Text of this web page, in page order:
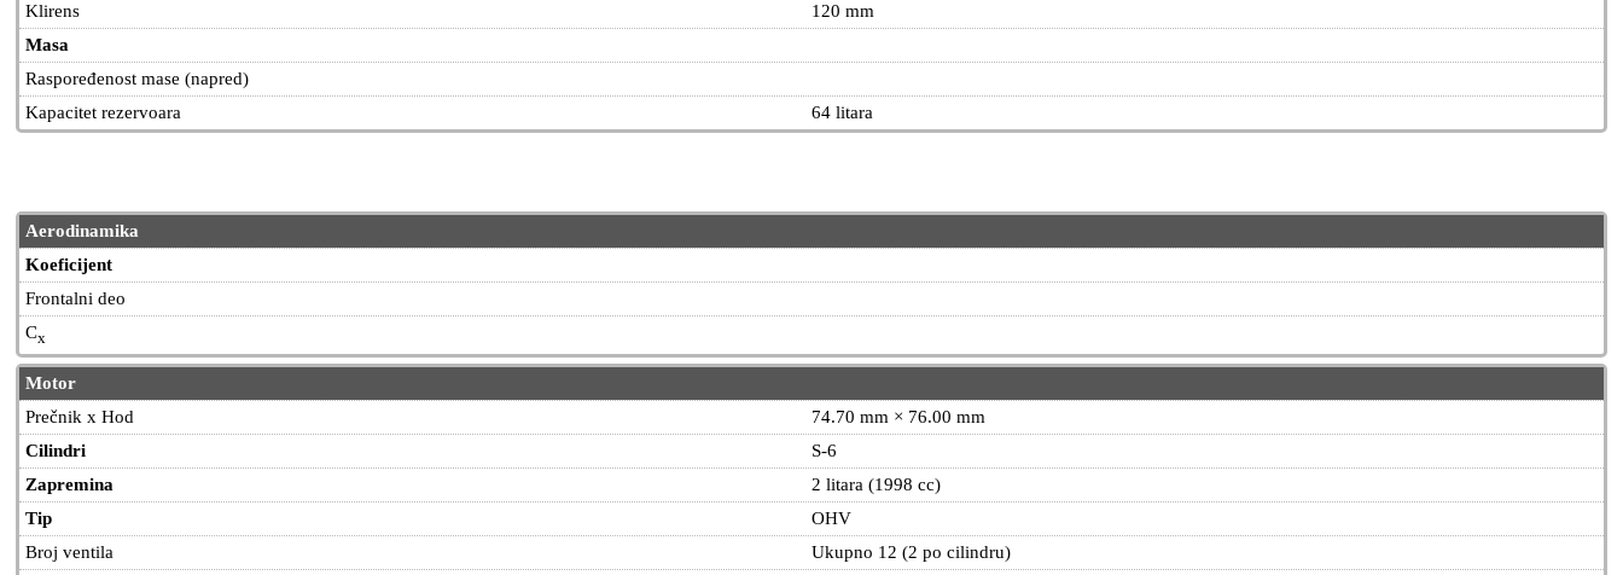
120 mm
Klirens
Masa
Raspoređenost mase (napred)
64 litara
Kapacitet rezervoara
Aerodinamika
Koeficijent
Frontalni deo
Cx
Motor
74.70 mm × 76.00 mm
Prečnik x Hod
S-6
Cilindri
2 litara (1998 cc)
Zapremina
OHV
Tip
Ukupno 12 (2 po cilindru)
Broj ventila